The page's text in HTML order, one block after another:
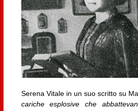
Serena Vitale in un suo scritto su
cariche esplosive che